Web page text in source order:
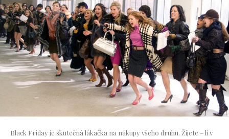
Black Friday je skutečná lákačka na nákupy všeho druhu. Žijete – li v